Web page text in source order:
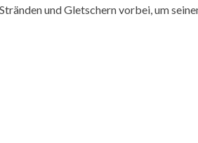
und Gletschern vorbei, um